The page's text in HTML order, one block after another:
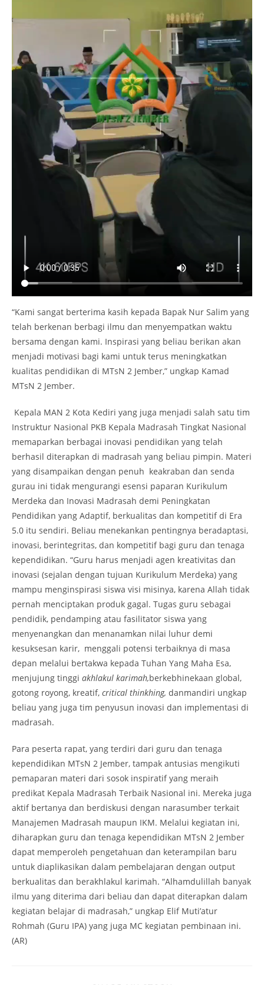
“Kami sangat berterima kasih kepada Bapak Nur Salim yang
telah berkenan berbagi ilmu dan menyempatkan waktu
bersama dengan kami. Inspirasi yang beliau berikan akan
menjadi motivasi bagi kami untuk terus meningkatkan
kualitas pendidikan di MTsN 2 Jember,” ungkap Kamad
MTsN 2 Jember.
Kepala MAN 2 Kota Kediri yang juga menjadi salah satu tim
Instruktur Nasional PKB Kepala Madrasah Tingkat Nasional
memaparkan berbagai inovasi pendidikan yang telah
berhasil diterapkan di madrasah yang beliau pimpin. Materi
yang disampaikan dengan penuh keakraban dan senda
gurau ini tidak mengurangi esensi paparan Kurikulum
Merdeka dan Inovasi Madrasah demi Peningkatan
Pendidikan yang Adaptif, berkualitas dan kompetitif di Era
5.0 itu sendiri. Beliau menekankan pentingnya beradaptasi,
inovasi, berintegritas, dan kompetitif bagi guru dan tenaga
kependidikan. “Guru harus menjadi agen kreativitas dan
inovasi (sejalan dengan tujuan Kurikulum Merdeka) yang
mampu menginspirasi siswa visi misinya, karena Allah tidak
pernah menciptakan produk gagal. Tugas guru sebagai
pendidik, pendamping atau fasilitator siswa yang
menyenangkan dan menanamkan nilai luhur demi
kesuksesan karir, menggali potensi terbaiknya di masa
depan melalui bertakwa kepada Tuhan Yang Maha Esa,
menjujung tinggi akhlakul karimah,berkebhinekaan global,
gotong royong, kreatif, critical thinkhing, danmandiri ungkap
beliau yang juga tim penyusun inovasi dan implementasi di
madrasah.
Para peserta rapat, yang terdiri dari guru dan tenaga
kependidikan MTsN 2 Jember, tampak antusias mengikuti
pemaparan materi dari sosok inspiratif yang meraih
predikat Kepala Madrasah Terbaik Nasional ini. Mereka juga
aktif bertanya dan berdiskusi dengan narasumber terkait
Manajemen Madrasah maupun IKM. Melalui kegiatan ini,
diharapkan guru dan tenaga kependidikan MTsN 2 Jember
dapat memperoleh pengetahuan dan keterampilan baru
untuk diaplikasikan dalam pembelajaran dengan output
berkualitas dan berakhlakul karimah. “Alhamdulillah banyak
ilmu yang diterima dari beliau dan dapat diterapkan dalam
kegiatan belajar di madrasah,” ungkap Elif Muti’atur
Rohmah (Guru IPA) yang juga MC kegiatan pembinaan ini.
(AR)